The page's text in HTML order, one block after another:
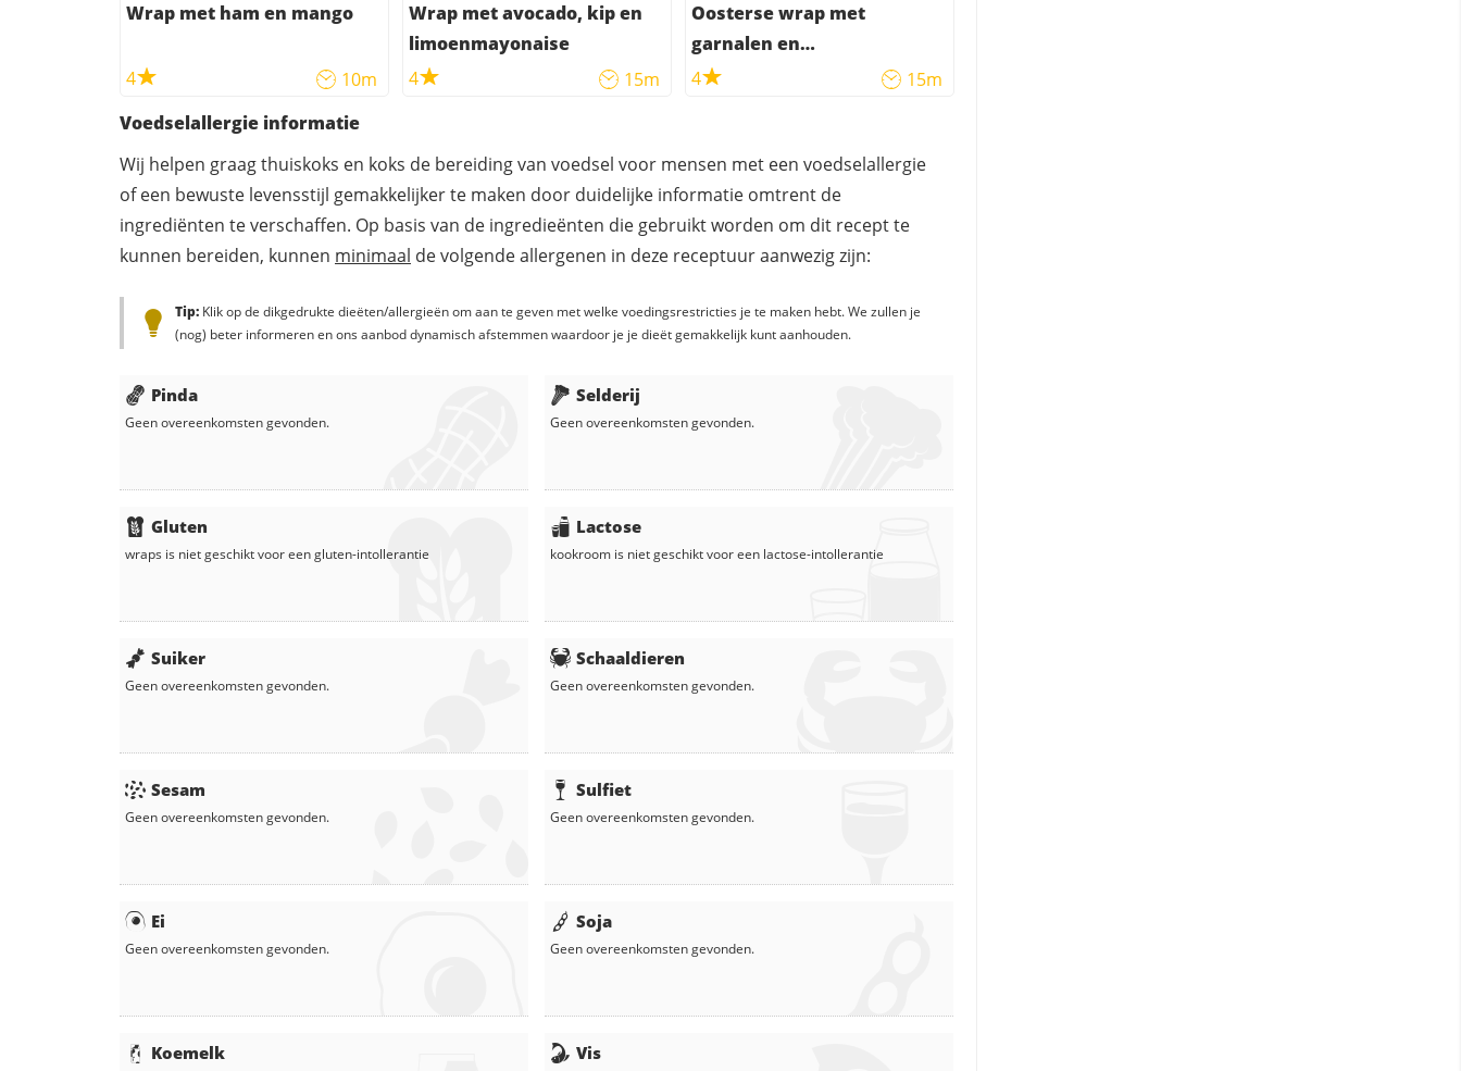
Wrap met ham en mango
4 10m
Wrap met avocado, kip en
limoenmayonaise
4
15m
Oosterse wrap met
garnalen en
bamboescheuten
4
15m
Voedselallergie informatie
Wij helpen graag thuiskoks en koks de bereiding van voedsel voor mensen met een voedselallergie
of een bewuste levensstijl gemakkelijker te maken door duidelijke informatie omtrent de
ingrediënten te verschaffen. Op basis van de ingredieënten die gebruikt worden om dit recept te
kunnen bereiden, kunnen minimaal de volgende allergenen in deze receptuur aanwezig zijn:
Tip: Klik op de dikgedrukte dieëten/allergieën om aan te geven met welke voedingsrestricties je te maken hebt. We zullen je
(nog) beter informeren en ons aanbod dynamisch afstemmen waardoor je je dieët gemakkelijk kunt aanhouden.
Pinda
Geen overeenkomsten gevonden.
Gluten
wraps is niet geschikt voor een gluten-intollerantie
Suiker
Geen overeenkomsten gevonden.
Sesam
Geen overeenkomsten gevonden.
Ei
Geen overeenkomsten gevonden.
Koemelk
Selderij
Geen overeenkomsten gevonden.
Lactose
kookroom is niet geschikt voor een lactose-intollerantie
Schaaldieren
Geen overeenkomsten gevonden.
Sulfiet
Geen overeenkomsten gevonden.
Soja
Geen overeenkomsten gevonden.
Vis